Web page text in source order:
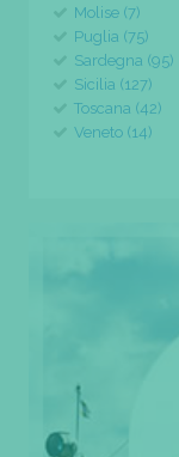
Molise (7)
Puglia (75)
Sardegna (95)
Sicilia (127)
Toscana (42)
Veneto (14)